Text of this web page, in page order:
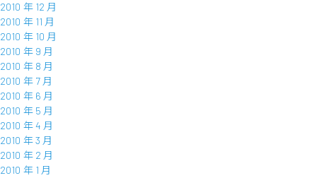
2010 年 12 月
2010 年 11 月
2010 年 10 月
2010 年 9 月
2010 年 8 月
2010 年 7 月
2010 年 6 月
2010 年 5 月
2010 年 4 月
2010 年 3 月
2010 年 2 月
2010 年 1 月